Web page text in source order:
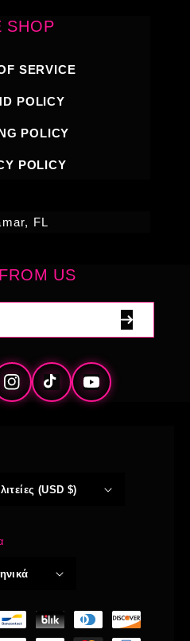
SHOP
SERVICE
POLICY
POLICY
POLICY
FL
US
InstagramTikTokYouTube
(USD $)